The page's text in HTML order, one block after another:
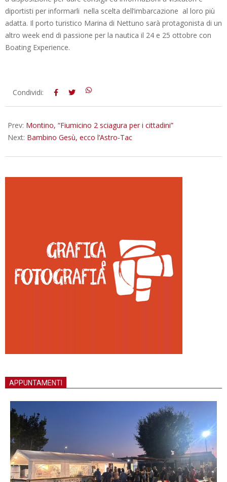
diportisti per informarli nella scelta dell’imbarcazione al loro più
adatta. Il porto turistico Marina di Nettuno sarà protagonista di un
altro week end di passione per la nautica il 24 e 25 ottobre con
Boating Experience.
2015-
Condividi:
Prev: Montino, “Fiumicino 2 sciagura per i cittadini”
Next: Bambino Gesù, ecco l’Astro-Tac
APPUNTAMENTI